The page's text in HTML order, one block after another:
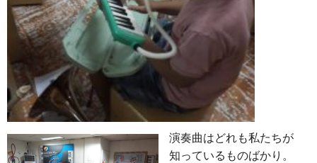
演奏曲はどれも私たちが
知っているものばかり。